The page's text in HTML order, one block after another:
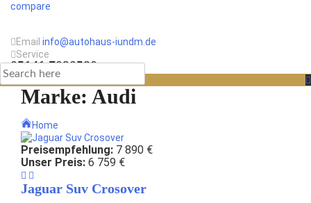
compare
Email info@autohaus-iundm.de
Service
05141 7090580
Marke: Audi
Home
Preisempfehlung: 7 890 €
Unser Preis: 6 759 €
Jaguar Suv Crosover